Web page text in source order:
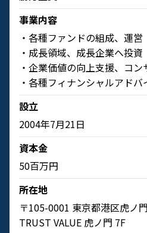
事業内容
・各種ファンドの組成、運営
・成長領域、成長企業へ投資
・企業価値の向上支援、コ
・各種フィナンシャルアド
設立
2004年7月21日
資本金
50百万円
所在地
〒105-0001 東京都港区虎ノ
TRUST VALUE 虎ノ門 7F